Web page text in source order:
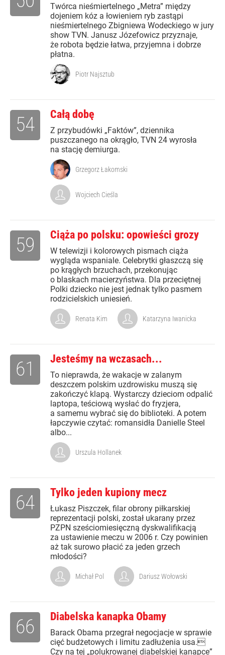
Twórca nieśmiertelnego „Metra” między
dojeniem kóz a łowieniem ryb zastąpi
nieśmiertelnego Zbigniewa Wodeckiego w jury
show TVN. Janusz Józefowicz przyznaje,
że robota będzie łatwa, przyjemna i dobrze
płatna.
Piotr Najsztub
Całą dobę
Z przybudówki „Faktów”, dziennika
puszczanego na okrągło, TVN 24 wyrosła
na stację demiurga.
54
Grzegorz Łakomski
Wojciech Cieśla
Ciąża po polsku: opowieści grozy
W telewizji i kolorowych pismach ciąża
wygląda wspaniale. Celebrytki głaszczą się
po krągłych brzuchach, przekonując
o blaskach macierzyństwa. Dla przeciętnej
Polki dziecko nie jest jednak tylko pasmem
rodzicielskich uniesień.
59
Renata Kim Katarzyna Iwanicka
Jesteśmy na wczasach...
To nieprawda, że wakacje w zalanym
deszczem polskim uzdrowisku muszą się
zakończyć klapą. Wystarczy dzieciom odpalić
laptopa, teściową wysłać do fryzjera,
a samemu wybrać się do biblioteki. A potem
łapczywie czytać: romansidła Danielle Steel
albo...
61
Urszula Hollanek
Tylko jeden kupiony mecz
Łukasz Piszczek, filar obrony piłkarskiej
reprezentacji polski, został ukarany przez
PZPN sześciomiesięczną dyskwalifikacją
za ustawienie meczu w 2006 r. Czy powinien
aż tak surowo płacić za jeden grzech
młodości?
64
Michał Pol Dariusz Wołowski
Diabelska kanapka Obamy
Barack Obama przegrał negocjacje w sprawie
cięć budżetowych i limitu zadłużenia usa.
Czy na tej „polukrowanej diabelskiej kanapce”
66